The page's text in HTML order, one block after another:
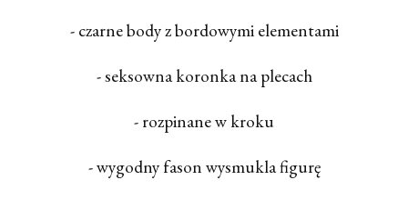
- czarne body z bordowymi elementami
- seksowna koronka na plecach
- rozpinane w kroku
- wygodny fason wysmukla figurę